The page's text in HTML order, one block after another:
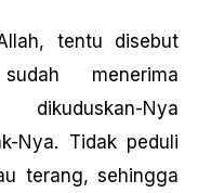
tentu disebut
menerima
dikuduskan-Nya
Nya. Tidak peduli
terang, sehingga